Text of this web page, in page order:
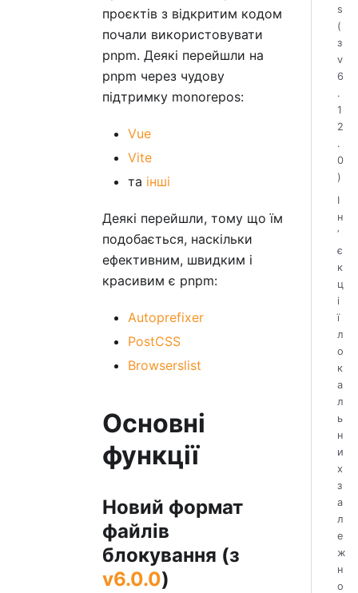
проєктів з відкритим кодом
почали використовувати
pnpm. Деякі перейшли на
pnpm через чудову
підтримку monorepos:
Vue
Vite
та інші
Деякі перейшли, тому що їм
подобається, наскільки
ефективним, швидким і
красивим є pnpm:
Autoprefixer
PostCSS
Browserslist
Основні
функції
Новий формат
файлів
блокування (з
v6.0.0)
s
(
з
v
6
.
1
2
.
0
)
І
н
ʼ
є
к
ц
і
ї
л
о
к
а
л
ь
н
и
х
з
а
л
е
ж
н
о